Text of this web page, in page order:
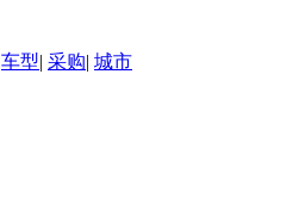
车型| 采购| 城市